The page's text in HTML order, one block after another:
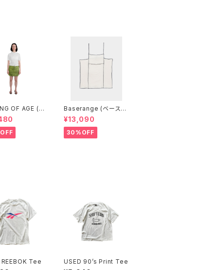
OF AGE (カ
エイジ) DRA
MINI SKIR
LIME/B
Baserange (ベースレ
ンジ) SHOK SQUARE
TOP (Off White)
¥13,090
30%OFF
Tee USED 90’s Print Tee